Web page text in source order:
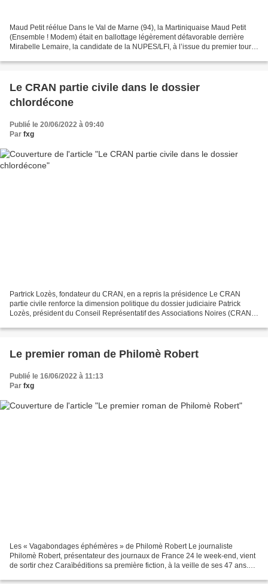
Maud Petit réélue Dans le Val de Marne (94), la Martiniquaise Maud Petit
(Ensemble ! Modem) était en ballottage légèrement défavorable derrière
Mirabelle Lemaire, la candidate de la NUPES/LFI, à l’issue du premier tour.
Le CRAN partie civile dans le dossier
chlordécone
Publié le 20/06/2022 à 09:40
Par fxg
Partrick Lozès, fondateur du CRAN, en a repris la présidence Le CRAN
partie civile renforce la dimension politique du dossier judiciaire Patrick
Lozès, président du Conseil Représentatif des Associations Noires (CRAN),
Le premier roman de Philomè Robert
Publié le 16/06/2022 à 11:13
Par fxg
Les « Vagabondages éphémères » de Philomè Robert Le journaliste
Philomè Robert, présentateur des journaux de France 24 le week-end, vient
de sortir chez Caraïbéditions sa première fiction, à la veille de ses 47 ans.